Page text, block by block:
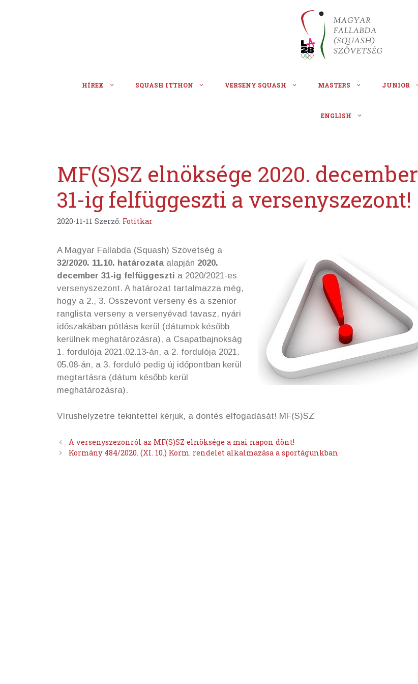
HÍREK SQUASH ITTHON VERSENY SQUASH MASTERS JUNIOR
ENGLISH
MF(S)SZ elnöksége 2020. december
31-ig felfüggeszti a versenyszezont!
2020-11-11 Szerző: Fotitkar
A Magyar Fallabda (Squash) Szövetség a
32/2020. 11.10. határozataalapján 2020.
december 31-ig felfüggeszti a 2020/2021-es
versenyszezont. A határozat tartalmazza még,
hogy a 2., 3. Összevont verseny és a szenior
ranglista verseny a versenyévad tavasz, nyári
időszakában pótlása kerül (dátumok később
kerülnek meghatározásra), a Csapatbajnokság
1. fordulója 2021.02.13-án, a 2. fordulója 2021.
05.08-án, a 3. forduló pedig új időpontban kerül
megtartásra (dátum később kerül
meghatározásra).
Vírushelyzetre tekintettel kérjük, a döntés elfogadását! MF(S)SZ
A versenyszezonról az MF(S)SZ elnöksége a mai napon dönt!
Kormány 484/2020. (XI. 10.) Korm. rendelet alkalmazása a sportágunkban